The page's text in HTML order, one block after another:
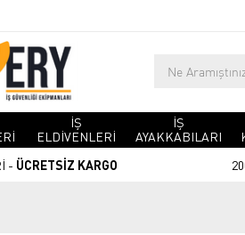
İŞ
ELDİVENLERİ
İŞ
AYAKKABILARI
- ÜCRETSİZ KARGO